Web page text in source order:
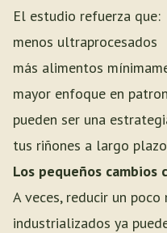
El estudio refuerza que:
menos ultraprocesados
más alimentos
mayor enfoque en
pueden ser una
tus riñones a largo
Los pequeños
A veces, reducir un
industrializados ya